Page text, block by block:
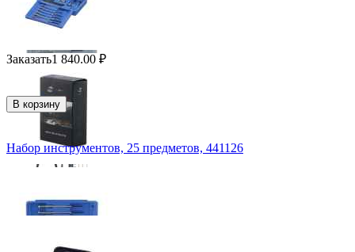
Заказать1 840.00 ₽
В корзину
Набор инструментов, 25 предметов, 441126